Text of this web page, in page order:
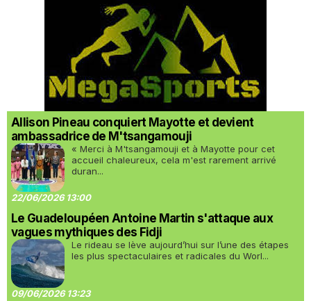
Allison Pineau conquiert Mayotte et devient
ambassadrice de M'tsangamouji
« Merci à M'tsangamouji et à Mayotte pour cet
accueil chaleureux, cela m'est rarement arrivé
duran...
22/06/2026 13:00
Le Guadeloupéen Antoine Martin s'attaque aux
vagues mythiques des Fidji
Le rideau se lève aujourd’hui sur l’une des étapes
les plus spectaculaires et radicales du Worl...
09/06/2026 13:23